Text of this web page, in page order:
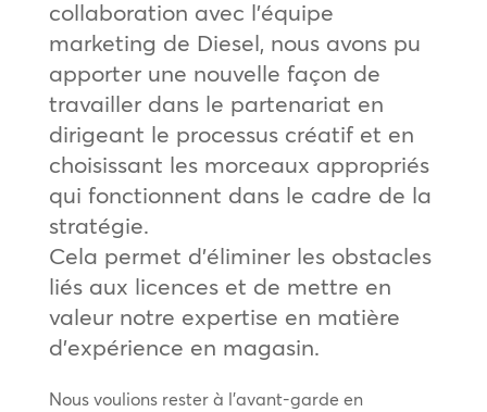
collaboration avec l’équipe
marketing de Diesel, nous avons pu
apporter une nouvelle façon de
travailler dans le partenariat en
dirigeant le processus créatif et en
choisissant les morceaux appropriés
qui fonctionnent dans le cadre de la
stratégie.
Cela permet d’éliminer les obstacles
liés aux licences et de mettre en
valeur notre expertise en matière
d’expérience en magasin.
Nous voulions rester à l’avant-garde en